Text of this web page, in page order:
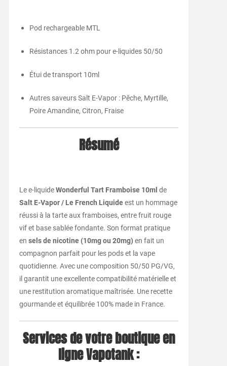
Pod rechargeable MTL
Résistances 1.2 ohm pour e-liquides 50/50
Étui de transport 10ml
Autres saveurs Salt E-Vapor : Pêche, Myrtille,
Poire Amandine, Citron, Fraise
Résumé
Le e-liquideWonderful Tart Framboise 10ml de
Salt E-Vapor / Le French Liquideest un hommage
réussi à la tarte aux framboises, entre fruit rouge
vif et base sablée fondante. Son format pratique
en sels de nicotine (10mg ou 20mg) en fait un
compagnon parfait pour les pods et la vape
quotidienne. Avec une composition 50/50 PG/VG,
il garantit une excellente compatibilité matérielle et
une restitution aromatique maîtrisée. Une recette
gourmande et équilibrée 100% made in France.
Services de votre boutique en
ligne Vapotank :